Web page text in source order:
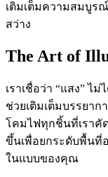
เติมเต็มความสมบูร
สว่าง
The Art of
เราเชื่อว่า “แสง” ไ
ช่วยเติมเต็มบรรยา
โคมไฟทุกชิ้นที่เราคั
ขึ้นเพื่อยกระดับพื้นที่
ในแบบของคุณ